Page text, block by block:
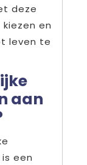
deze
en
leven te
aan
een